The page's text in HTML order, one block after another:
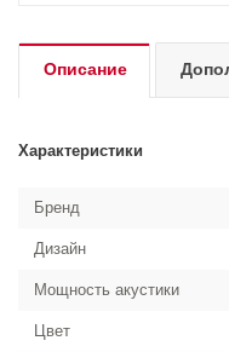
Описание
Характеристики
Бренд
Дизайн
Мощность акустики
Цвет